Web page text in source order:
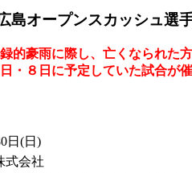
島オープンスカッシュ選
的豪雨に際し、亡くなられた
・８日に予定していた試合が
日(日)
式会社